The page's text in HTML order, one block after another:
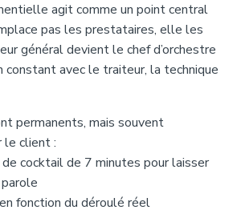
agit comme un point central
pas les prestataires, elle les
général devient le chef d’orchestre
constant avec le traiteur, la technique
permanents, mais souvent
le client :
cocktail de 7 minutes pour laisser
fonction du déroulé réel